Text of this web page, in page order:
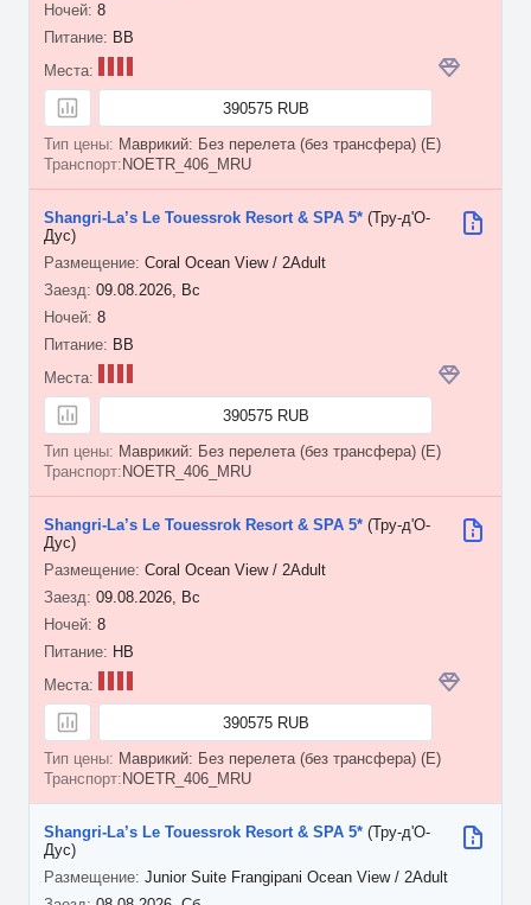
8
BB
390575 RUB
Маврикий: Без перелета (без трансфера) (E)
NOETR_406_MRU
09.08.2026, Вс
8
Shangri-La’s Le Touessrok Resort & SPA 5* (Тру-д'О-
Дус)
Coral Ocean View / 2Adult
BB
390575 RUB
Маврикий: Без перелета (без трансфера) (E)
NOETR_406_MRU
09.08.2026, Вс
8
Shangri-La’s Le Touessrok Resort & SPA 5* (Тру-д'О-
Дус)
Coral Ocean View / 2Adult
HB
390575 RUB
Маврикий: Без перелета (без трансфера) (E)
NOETR_406_MRU
Shangri-La’s Le Touessrok Resort & SPA 5* (Тру-д'О-
Дус)
Junior Suite Frangipani Ocean View / 2Adult